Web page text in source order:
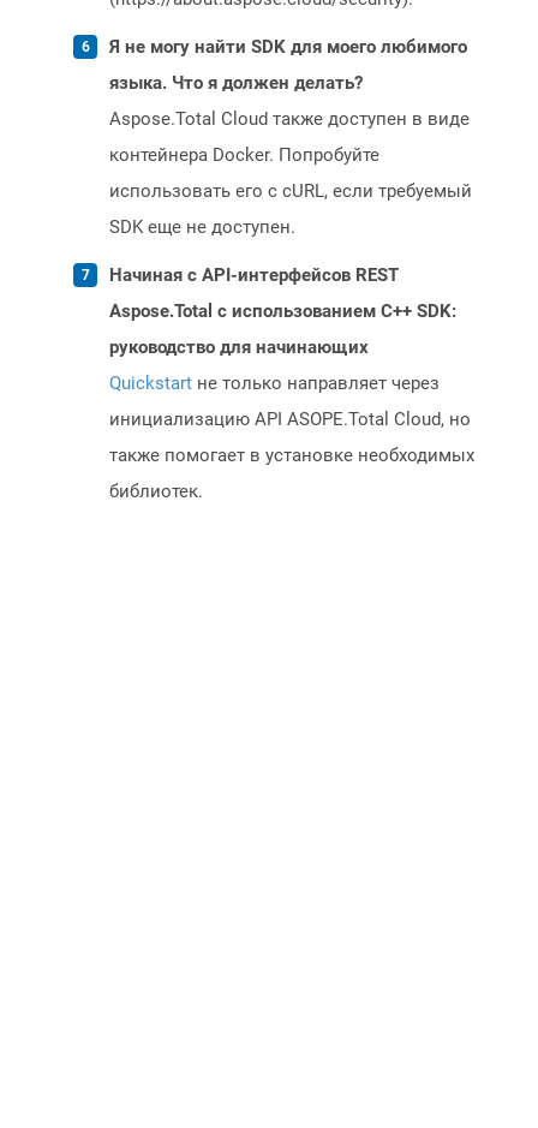
Я не могу найти SDK для моего любимого
языка. Что я должен делать?
Aspose.Total Cloud также доступен в виде
контейнера Docker. Попробуйте
использовать его с cURL, если требуемый
SDK еще не доступен.
Начиная с API-интерфейсов REST
Aspose.Total с использованием C++ SDK:
руководство для начинающих
Quickstart не только направляет через
инициализацию API ASOPE.Total Cloud, но
также помогает в установке необходимых
библиотек.